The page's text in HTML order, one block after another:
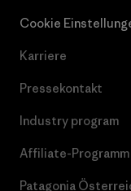
Cookie
Karriere
Pressekontakt
Industry program
Affiliate-Programm
Patagonia